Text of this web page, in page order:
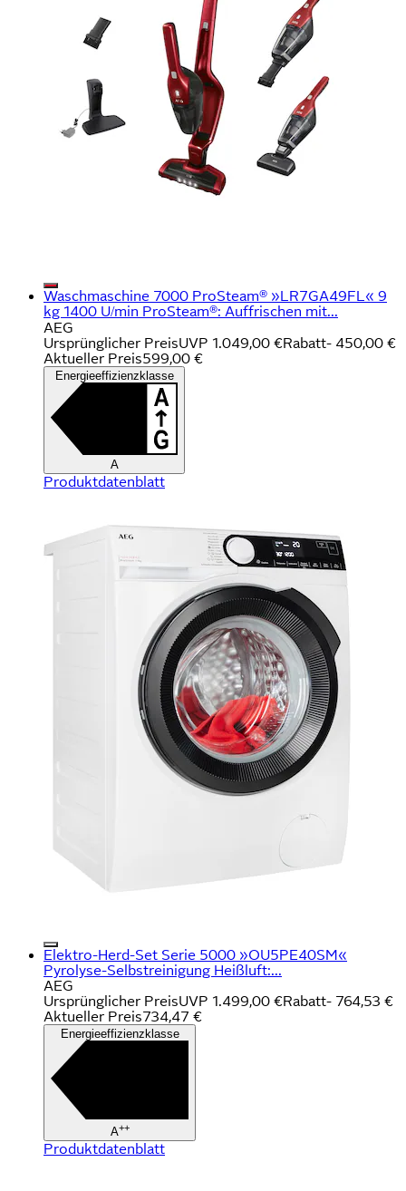
Waschmaschine 7000 ProSteam® »LR7GA49FL« 9
kg 1400 U/min ProSteam®: Auffrischen mit...
AEG
Ursprünglicher PreisUVP 1.049,00 €Rabatt- 450,00 €
Aktueller Preis599,00 €
Energieeffizienzklasse
A
Produktdatenblatt
Elektro-Herd-Set Serie 5000 »OU5PE40SM«
Pyrolyse-Selbstreinigung Heißluft:...
AEG
Ursprünglicher PreisUVP 1.499,00 €Rabatt- 764,53 €
Aktueller Preis734,47 €
Energieeffizienzklasse
A++
Produktdatenblatt